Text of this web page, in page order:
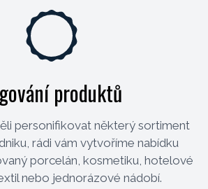
produktů
personifikovat některý sortiment
rádi vám vytvoříme nabídku
porcelán, kosmetiku, hotelové
nebo jednorázové nádobí.